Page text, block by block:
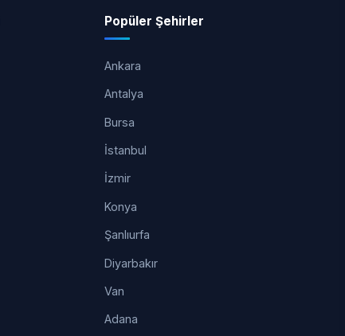
Popüler Şehirler
Ankara
Antalya
Bursa
İstanbul
İzmir
Konya
Şanlıurfa
Diyarbakır
Van
Adana